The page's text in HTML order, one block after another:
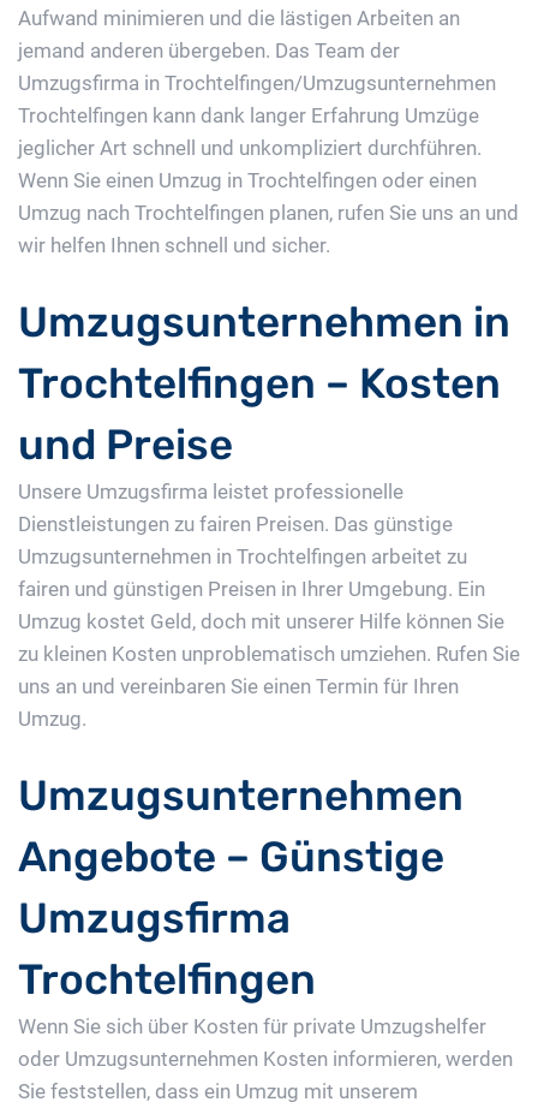
Aufwand minimieren und die lästigen Arbeiten an
jemand anderen übergeben. Das Team der
Umzugsfirma in Trochtelfingen/Umzugsunternehmen
Trochtelfingen kann dank langer Erfahrung Umzüge
jeglicher Art schnell und unkompliziert durchführen.
Wenn Sie einen Umzug in Trochtelfingen oder einen
Umzug nach Trochtelfingen planen, rufen Sie uns an und
wir helfen Ihnen schnell und sicher.
Umzugsunternehmen in
Trochtelfingen – Kosten
und Preise
Unsere Umzugsfirma leistet professionelle
Dienstleistungen zu fairen Preisen. Das günstige
Umzugsunternehmen in Trochtelfingen arbeitet zu
fairen und günstigen Preisen in Ihrer Umgebung. Ein
Umzug kostet Geld, doch mit unserer Hilfe können Sie
zu kleinen Kosten unproblematisch umziehen. Rufen Sie
uns an und vereinbaren Sie einen Termin für Ihren
Umzug.
Umzugsunternehmen
Angebote – Günstige
Umzugsfirma
Trochtelfingen
Wenn Sie sich über Kosten für private Umzugshelfer
oder Umzugsunternehmen Kosten informieren, werden
Sie feststellen, dass ein Umzug mit unserem